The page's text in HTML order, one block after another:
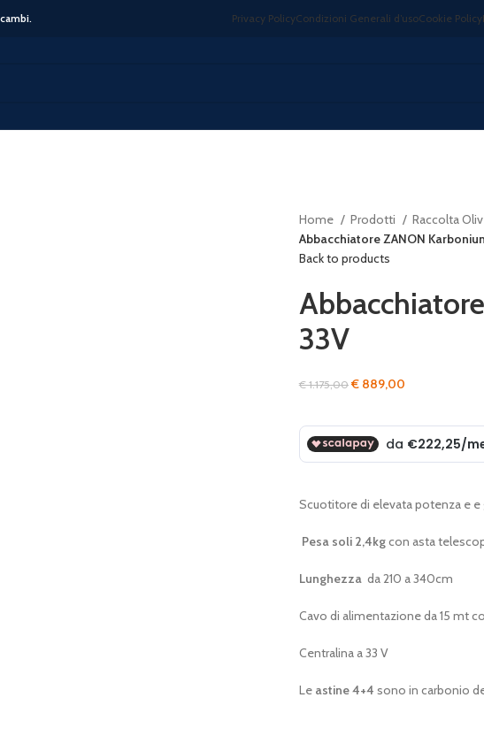
Privacy PolicyCondizioni Generali d’usoCookie Policy
Home Prodotti
Raccolta
Abbacchiatore ZANON
Back to products
33V
€1.175,00Il
originale
era:
€ 1.175,00.
€ 889,00
attuale
è:
€ 889,00.
Scuotitore di elevata potenza e e
Pesa soli 2,4kgcon asta
Lunghezza da 210 a 340cm
Cavo di alimentazione da 15 mt
Centralina a 33 V
Le astine 4+4 sono in carbonio